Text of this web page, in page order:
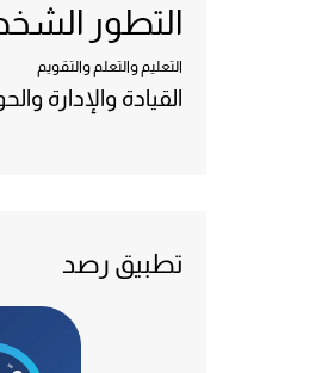
التطور
التعليم والتعلم والتقويم
القيادة والإدارة
تطبيق رصد